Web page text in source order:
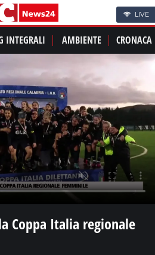
LIVE
INTEGRALI AMBIENTE CRONACA
Coppa Italia regionale